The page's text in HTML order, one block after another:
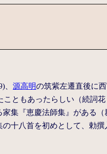
、源高明の筑紫左遷直後に
こともあったらしい（続詞花
集『恵慶法師集』がある（
十八首を初めとして、勅撰